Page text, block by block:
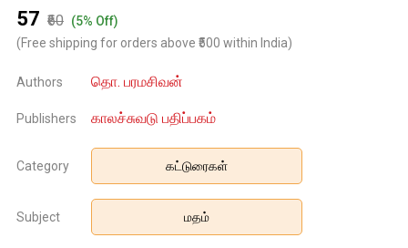
₹57 ₹60 (5% Off)
(Free shipping for orders above ₹500 within India)
Authors தொ. பரமசிவன்
Publishers காலச்சுவடு பதிப்பகம்
Category கட்டுரைகள்
Subject மதம்